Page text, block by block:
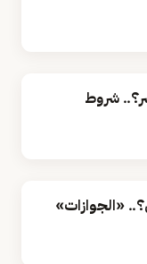
شروط
«الجوازات»